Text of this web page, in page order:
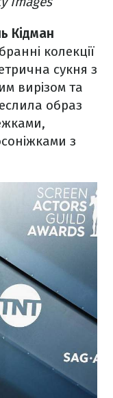
Кідман
колекції
сукня з
вирізом та
образ
з